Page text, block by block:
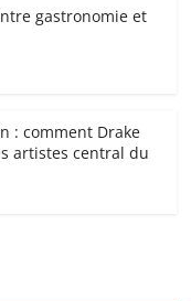
gastronomie et
: comment Drake
artistes central du